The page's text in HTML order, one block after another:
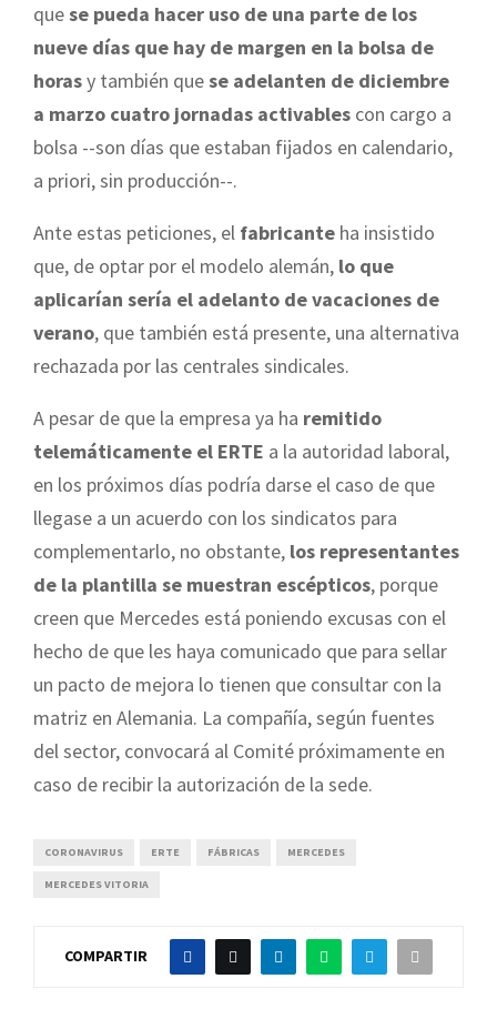
quese pueda hacer uso de una parte de los
nueve días que hay de margen en la bolsa de
horasy también quese adelanten de diciembre
a marzo cuatro jornadas activables con cargo a
bolsa --son días que estaban fijados en calendario,
a priori, sin producción--.
Ante estas peticiones, el fabricante ha insistido
que, de optar por el modelo alemán, lo que
aplicarían sería el adelanto de vacaciones de
verano, que también está presente, una alternativa
rechazada por las centrales sindicales.
A pesar de que la empresa ya ha remitido
telemáticamente el ERTE a la autoridad laboral,
en los próximos días podría darse el caso de que
llegase a un acuerdo con los sindicatos para
complementarlo, no obstante, los representantes
de la plantilla se muestran escépticos, porque
creen que Mercedes está poniendo excusas con el
hecho de que les haya comunicado que para sellar
un pacto de mejora lo tienen que consultar con la
matriz en Alemania. La compañía, según fuentes
del sector, convocará al Comité próximamente en
caso de recibir la autorización de la sede.
CORONAVIRUS ERTE FÁBRICAS MERCEDES
MERCEDES VITORIA
COMPARTIR